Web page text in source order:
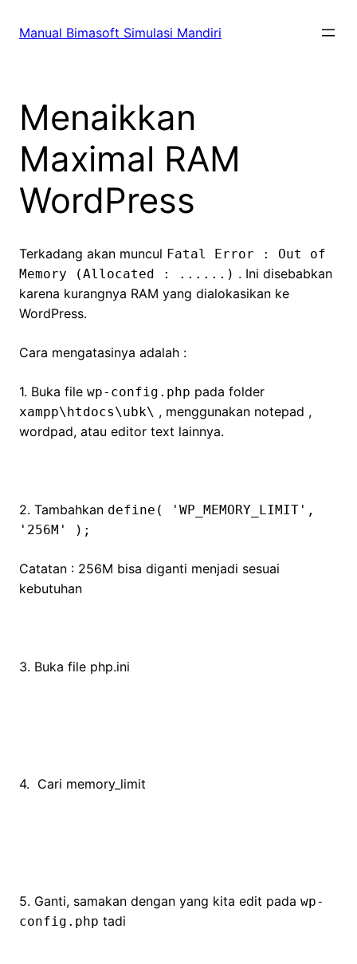
Manual Bimasoft Simulasi Mandiri
Menaikkan
Maximal RAM
WordPress
Terkadang akan muncul Fatal Error : Out of
Memory (Allocated : ......) . Ini disebabkan
karena kurangnya RAM yang dialokasikan ke
WordPress.
Cara mengatasinya adalah :
1. Buka file wp-config.php pada folder
xampp\htdocs\ubk\ , menggunakan notepad ,
wordpad, atau editor text lainnya.
2. Tambahkan define( 'WP_MEMORY_LIMIT',
'256M' );
Catatan : 256M bisa diganti menjadi sesuai
kebutuhan
3. Buka file php.ini
4. Cari memory_limit
5. Ganti, samakan dengan yang kita edit pada wp-
config.php tadi